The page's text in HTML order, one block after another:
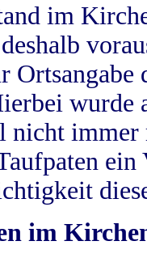
im
wurde
nicht
im